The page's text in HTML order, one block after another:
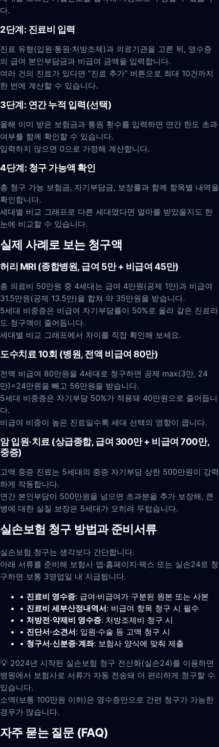
다.
2단계: 진료비 입력
진료 유형(입원·통원·처방조제)과 의료기관을 고른 뒤, 영수증
의 급여 본인부담금과 비급여 금액을 입력합니다.
여러 건의 진료가 있다면 “진료 추가” 버튼으로 최대 10건까지
한 번에 계산할 수 있습니다.
3단계: 연간 누적 입력(선택)
올해 이미 받은 보험금과 통원 횟수를 입력하면 연간 한도 초과
여부를 함께 확인할 수 있습니다.
입력하지 않으면 0으로 가정해 계산합니다.
4단계: 청구 가능액 확인
총 청구 가능 보험금, 자기부담금, 보장률과 함께 항목별 내역을
확인합니다.
세대별 비교 그래프로 다른 세대였다면 얼마를 받았을지도 한
눈에 비교할 수 있습니다.
실제 사례로 보는 청구액
허리 MRI (종합병원, 급여 5만 + 비급여 45만)
총 의료비 50만원 중 4세대는 급여 4만원(공제 1만)과 비급여
31.5만원(공제 13.5만)을 합쳐 약 35만원을 받습니다.
5세대 비중증은 비급여 자기부담률이 50%로 올라 같은 진료라
도 청구액이 줄어듭니다.
세대별 비교 그래프에서 차이를 직접 확인해 보세요.
도수치료 10회 (병원, 전액 비급여 80만)
전액 비급여 80만원을 4세대로 청구하면 공제 max(3만, 24
만)=24만원을 빼고 56만원을 받습니다.
5세대 비중증은 자기부담 50%가 적용돼 40만원으로 줄어듭니
다.
비급여 비중이 높은 진료일수록 세대 선택의 영향이 큽니다.
암 입원·치료 (상급종합, 급여 300만 + 비급여 700만,
중증)
고액 중증 진료는 5세대의 중증 자기부담 상한 500만원이 강력
하게 작동합니다.
연간 본인부담이 500만원을 넘으면 초과분을 추가 보장해, 큰
병에 대한 실질 보장은 5세대가 오히려 두텁습니다.
실손보험 청구 방법과 준비서류
실손보험 청구는 생각보다 간단합니다.
아래 서류를 준비해 보험사 앱·홈페이지·팩스 또는 실손24로 청
구하면 보통 3영업일 내 지급됩니다.
• 진료비 영수증: 급여·비급여가 구분된 원본 또는 사본
• 진료비 세부산정내역서: 비급여 항목 청구 시 필수
• 처방전·약제비 영수증: 처방조제비 청구 시
• 진단서·소견서: 입원·수술 등 고액 청구 시
• 청구서·신분증·계좌: 보험사 양식에 맞춰 제출
💡 2024년 시작된 실손보험 청구 전산화(실손24)를 이용하면
병원에서 보험사로 서류가 자동 전송돼 더 편리하게 청구할 수
있습니다.
소액(보통 100만원 이하)은 영수증만으로 간편 청구가 가능한
경우가 많습니다.
자주 묻는 질문 (FAQ)